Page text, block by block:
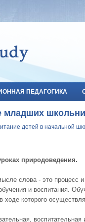
ПЕДАГОГИКА
младших
детей в начальной
природоведения.
слова - это процесс и
и воспитания.
которого